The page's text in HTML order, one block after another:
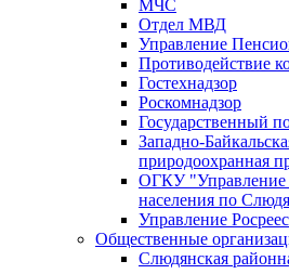
МЧС
Отдел МВД
Управление
Противодействие
Гостехнадзор
Роскомнадзор
Государственный
Западно-
природоохранная
ОГКУ "Управление
населения по
Управление
Общественные
Слюдянская